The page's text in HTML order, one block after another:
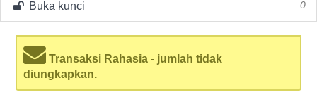
Buka kunci 0
Transaksi Rahasia - jumlah tidak
diungkapkan.